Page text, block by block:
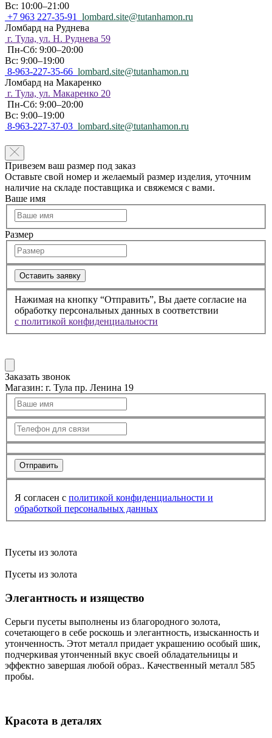
Вс: 10:00–21:00
+7 963 227-35-91
lombard.site@tutanhamon.ru
Ломбард на Руднева
г. Тула, ул. Н. Руднева 59
Пн-Сб: 9:00–20:00
Вс: 9:00–19:00
8-963-227-35-66 lombard.site@tutanhamon.ru
Ломбард на Макаренко
г. Тула, ул. Макаренко 20
Пн-Сб: 9:00–20:00
Вс: 9:00–19:00
8-963-227-37-03 lombard.site@tutanhamon.ru
Привезем ваш размер под заказ
Оставьте свой номер и желаемый размер изделия, уточним
наличие на складе поставщика и свяжемся с вами.
Ваше имя
Размер
Оставить заявку
Нажимая на кнопку “Отправить”, Вы даете согласие на
обработку персональных данных в соответствии
с политикой конфиденциальности
Заказать звонок
Магазин: г. Тула пр. Ленина 19
Отправить
Я согласен с политикой конфиденциальности и
обработкой персональных данных
Пусеты из золота
Пусеты из золота
Элегантность и изящество
Серьги пусеты выполнены из благородного золота,
сочетающего в себе роскошь и элегантность, изысканность и
утонченность. Этот металл придает украшению особый шик,
подчеркивая утонченный вкус своей обладательницы и
эффектно завершая любой образ.. Качественный металл 585
пробы.
Красота в деталях